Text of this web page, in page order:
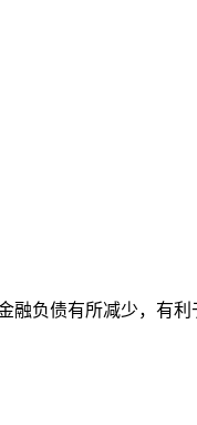
负债有所减少，有利